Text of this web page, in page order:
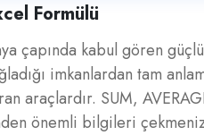
Formülü
çapında kabul gören
imkanlardan tam
araçlardır. SUM,
önemli bilgileri